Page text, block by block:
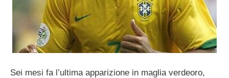
Sei mesi fa l’ultima apparizione in maglia verdeoro,